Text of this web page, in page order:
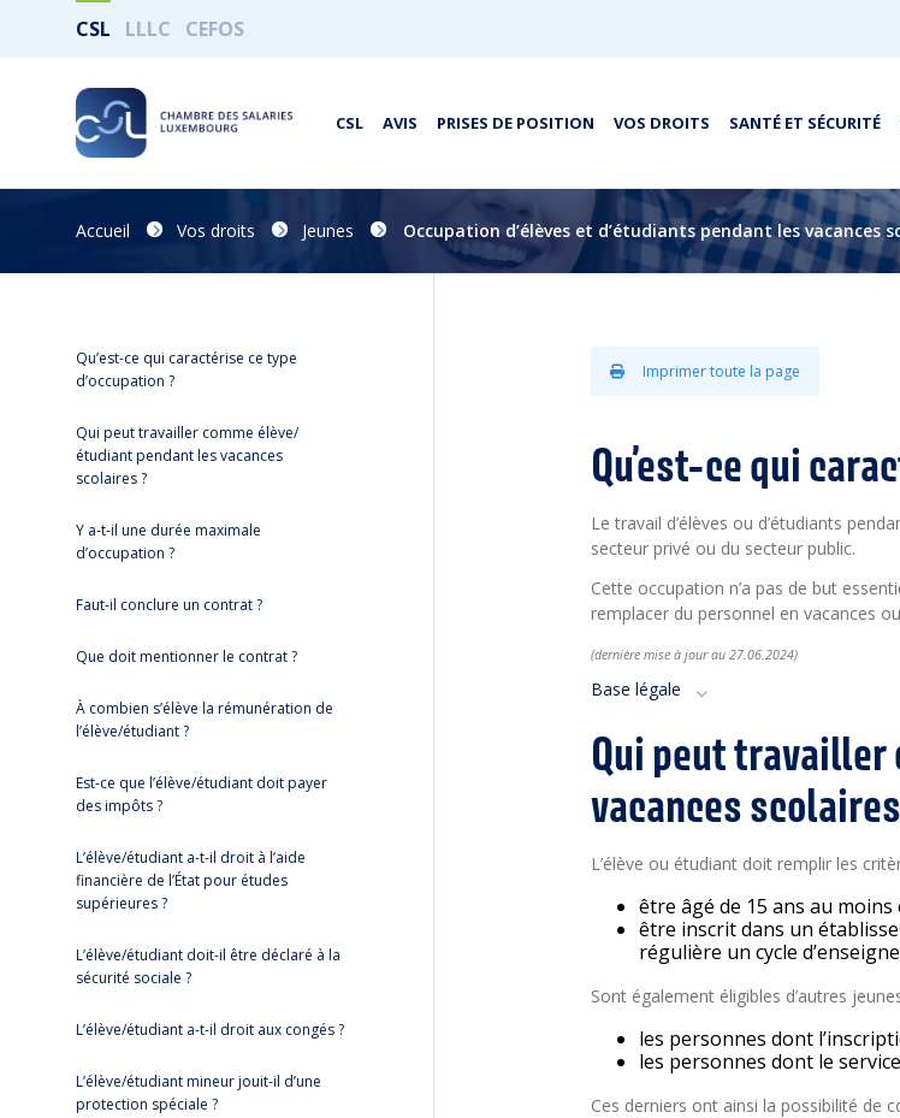
CSL LLLC CEFOS
CSL AVIS PRISES DE POSITION VOS DROITS SANTÉ ET SÉCURITÉ
Accueil Vos droits Jeunes Occupation d’élèves et d’étudiants pendant les vacances
Qu’est-ce qui caractérise ce type
d’occupation ?
Qui peut travailler comme élève/
étudiant pendant les vacances
scolaires ?
Y a-t-il une durée maximale
d’occupation ?
Faut-il conclure un contrat ?
Que doit mentionner le contrat ?
À combien s’élève la rémunération de
l’élève/étudiant ?
Est-ce que l’élève/étudiant doit payer
des impôts ?
L’élève/étudiant a-t-il droit à l’aide
financière de l’État pour études
supérieures ?
L’élève/étudiant doit-il être déclaré à la
sécurité sociale ?
L’élève/étudiant a-t-il droit aux congés ?
L’élève/étudiant mineur jouit-il d’une
protection spéciale ?
Imprimer toute la page
Qu’est-ce qui
Le travail d’élèves ou d’étudiants
secteur privé ou du secteur public.
Cette occupation n’a pas de but
remplacer du personnel en vacances
(dernière mise à jour au 27.06.2024)
Base légale
Qui peut
vacances
L’élève ou étudiant doit remplir les
être âgé de 15 ans au moins
être inscrit dans un
régulière un cycle
Sont également éligibles d’autres
les personnes dont
les personnes dont le
Ces derniers ont ainsi la possibilité de